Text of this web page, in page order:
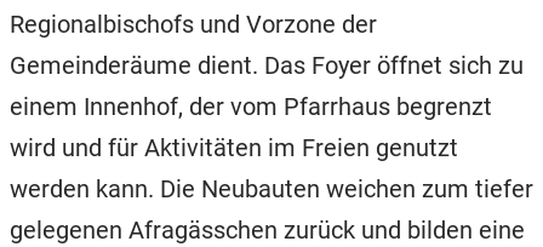
Regionalbischofs und Vorzone der
Gemeinderäume dient. Das Foyer öffnet sich zu
einem Innenhof, der vom Pfarrhaus begrenzt
wird und für Aktivitäten im Freien genutzt
werden kann. Die Neubauten weichen zum tiefer
gelegenen Afragässchen zurück und bilden eine